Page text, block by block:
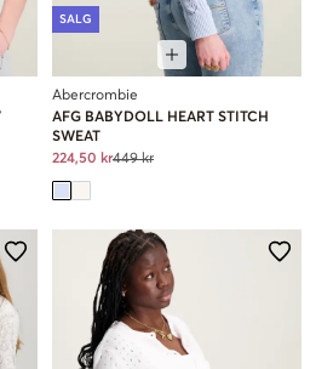
SALG
Abercrombie
AFG BABYDOLL HEART STITCH
SWEAT
224,50 kr449 kr